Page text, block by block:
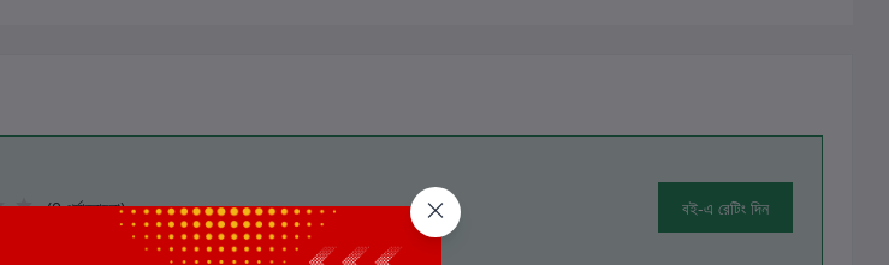
(0 পর্যালোচনা) বই-এ রেটিং দিন